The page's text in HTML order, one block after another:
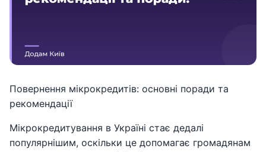
Повернення мікрокредитів: основні поради та
рекомендації
Мікрокредитування в Україні стає дедалі
популярнішим, оскільки це допомагає громадянам